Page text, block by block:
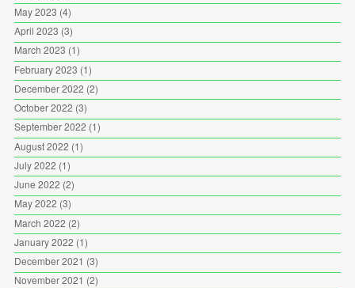
May 2023 (4)
April 2023 (3)
March 2023 (1)
February 2023 (1)
December 2022 (2)
October 2022 (3)
September 2022 (1)
August 2022 (1)
July 2022 (1)
June 2022 (2)
May 2022 (3)
March 2022 (2)
January 2022 (1)
December 2021 (3)
November 2021 (2)